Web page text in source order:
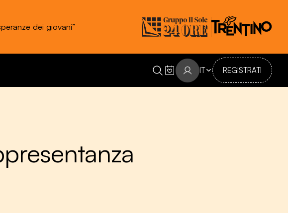
dei giovani”
REGISTRATI
IT